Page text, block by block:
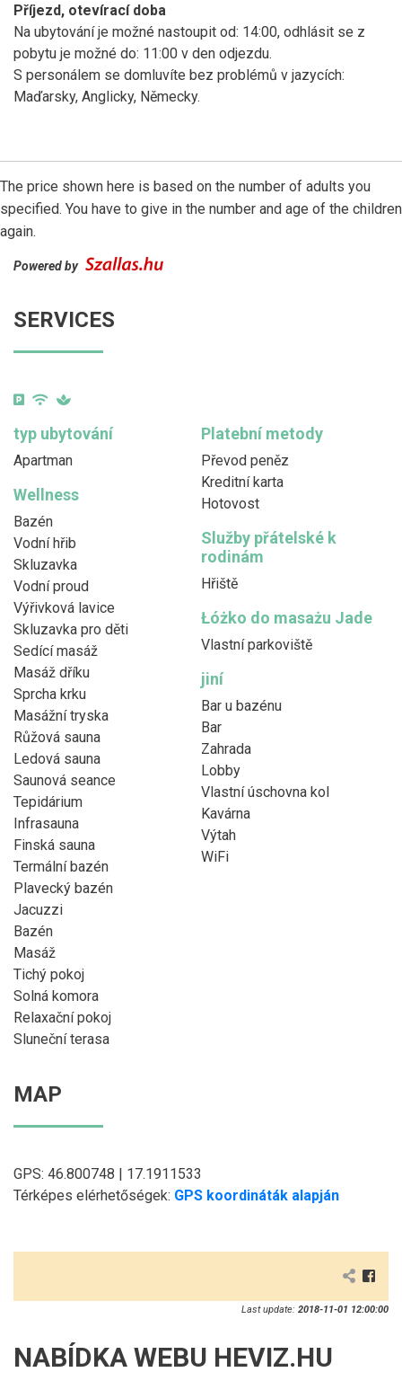
Příjezd, otevírací doba
Na ubytování je možné nastoupit od: 14:00, odhlásit se z
pobytu je možné do: 11:00 v den odjezdu.
S personálem se domluvíte bez problémů v jazycích:
Maďarsky, Anglicky, Německy.
The price shown here is based on the number of adults you
specified. You have to give in the number and age of the children
again.
Powered by
SERVICES
typ ubytování
Apartman
Platební metody
Převod peněz
Kreditní karta
Hotovost
Wellness
Bazén
Vodní hřib
Skluzavka
Vodní proud
Výřivková lavice
Skluzavka pro děti
Sedící masáž
Masáž dříku
Sprcha krku
Masážní tryska
Růžová sauna
Ledová sauna
Saunová seance
Tepidárium
Infrasauna
Finská sauna
Termální bazén
Plavecký bazén
Jacuzzi
Bazén
Masáž
Tichý pokoj
Solná komora
Relaxační pokoj
Sluneční terasa
Služby přátelské k
rodinám
Hřiště
Łóżko do masażu Jade
Vlastní parkoviště
jiní
Bar u bazénu
Bar
Zahrada
Lobby
Vlastní úschovna kol
Kavárna
Výtah
WiFi
MAP
GPS: 46.800748 | 17.1911533
Térképes elérhetőségek: GPS koordináták alapján
Last update: 2018-11-01 12:00:00
NABÍDKA WEBU HEVIZ.HU